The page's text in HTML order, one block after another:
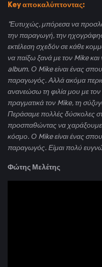
Key αποκαλύπτοντας:
"Ευτυχώς, μπόρεσα να
την παραγωγή, την
εκτέλεση σχεδόν σε κάθε
να παίξω ξανά με τον Mike
album. Ο Mike είναι ένας
παραγωγός. Αλλά ακόμα
ανανεώσω τη φιλία μου με
πραγματικά τον Mike, τη
Περάσαμε πολλές δύσκολες
προσπαθώντας να χαράξουμε
κόσμο. Ο Mike είναι ένας
παραγωγός. Είμαι πολύ
Φώτης Μελέτης